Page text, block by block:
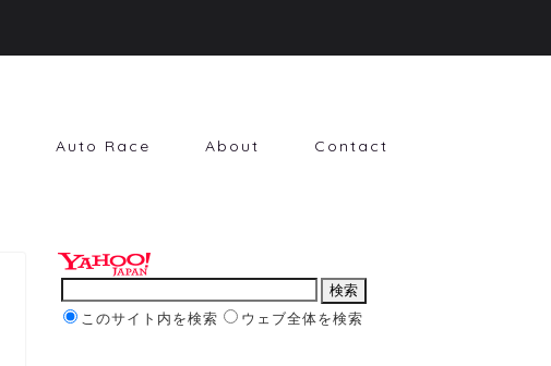
Auto Race About Contact
このサイト内を検索 ウェブ全体を検索